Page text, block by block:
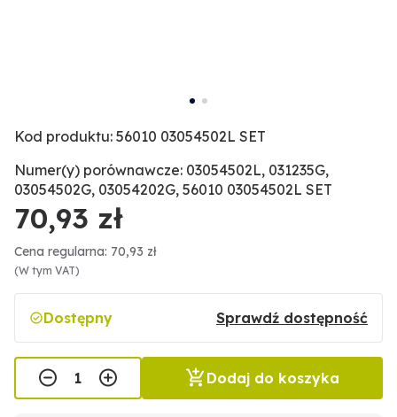
Kod produktu: 56010 03054502L SET
Numer(y) porównawcze: 03054502L, 031235G,
03054502G, 03054202G, 56010 03054502L SET
70,93 zł
Cena regularna: 70,93 zł
(W tym VAT)
Dostępny Sprawdź dostępność
Dodaj do koszyka